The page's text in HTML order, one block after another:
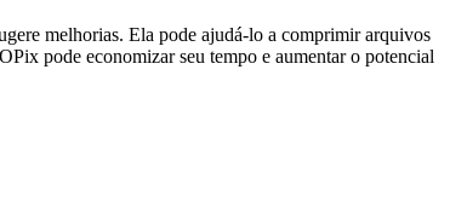
melhorias. Ela pode ajudá-lo a comprimir arquivos
pode economizar seu tempo e aumentar o potencial